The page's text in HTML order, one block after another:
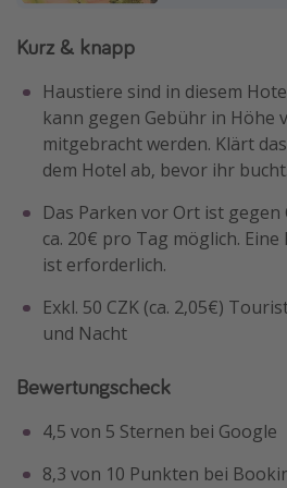
Kurz & knapp
Haustiere sind in diesem
kann gegen Gebühr in Höhe
mitgebracht werden. Klärt
dem Hotel ab, bevor ihr bucht.
Das Parken vor Ort ist
ca. 20€ pro Tag möglich.
ist erforderlich.
Exkl. 50 CZK (ca. 2,05€)
und Nacht
Bewertungscheck
4,5 von 5 Sternen bei Google
8,3 von 10 Punkten bei